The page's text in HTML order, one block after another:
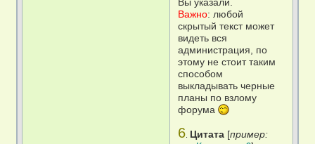
Важно: любой
скрытый текст может
видеть вся
администрация, по
этому не стоит таким
способом
выкладывать черные
планы по взлому
форума
6 Цитата [пример: